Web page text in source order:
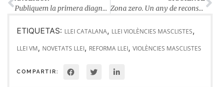
Publiquem la primera diagnosi de la prostitució a la Catalunya Central
Zona zero. Un any de reconstrucció del model de treball amb la Covid
ETIQUETAS: LLEI CATALANA, LLEI VIOLÈNCIES MASCLISTES,
LLEI VM, NOVETATS LLEI, REFORMA LLEI, VIOLÈNCIES MASCLISTES
COMPARTIR: